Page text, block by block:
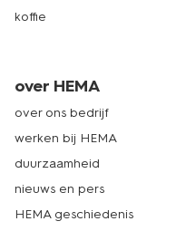
koffie
over HEMA
over ons bedrijf
werken bij HEMA
duurzaamheid
nieuws en pers
HEMA geschiedenis